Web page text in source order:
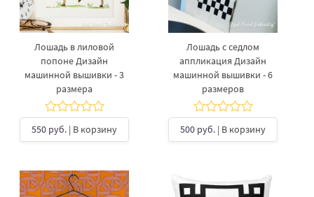
Лошадь в лиловой
попоне Дизайн
машинной вышивки - 3
размера
550 руб. | В корзину
Лошадь с седлом
аппликация Дизайн
машинной вышивки - 6
размеров
500 руб. | В корзину